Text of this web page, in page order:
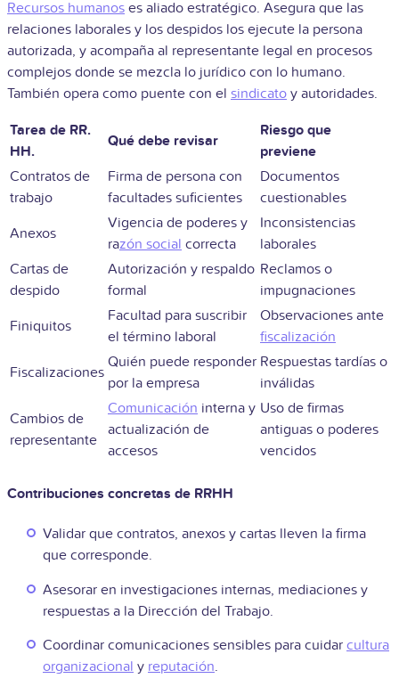
Recursos humanos es aliado estratégico. Asegura que las
relaciones laborales y los despidos los ejecute la persona
autorizada, y acompaña al representante legal en procesos
complejos donde se mezcla lo jurídico con lo humano.
También opera como puente con el sindicato y autoridades.
Tarea de RR.
HH.
Qué debe revisar
Riesgo que
previene
Contratos de
trabajo
Firma de persona con
facultades suficientes
Documentos
cuestionables
Anexos
Vigencia de poderes y
razón social correcta
Inconsistencias
laborales
Cartas de
despido
Autorización y respaldo
formal
Reclamos o
impugnaciones
Finiquitos
Facultad para suscribir
el término laboral
Observaciones ante
fiscalización
Fiscalizaciones
Quién puede responder
por la empresa
Respuestas tardías o
inválidas
Cambios de
representante
Comunicación interna y
actualización de
accesos
Uso de firmas
antiguas o poderes
vencidos
Contribuciones concretas de RRHH
Validar que contratos, anexos y cartas lleven la firma
que corresponde.
Asesorar en investigaciones internas, mediaciones y
respuestas a la Dirección del Trabajo.
Coordinar comunicaciones sensibles para cuidar cultura
organizacional y reputación.